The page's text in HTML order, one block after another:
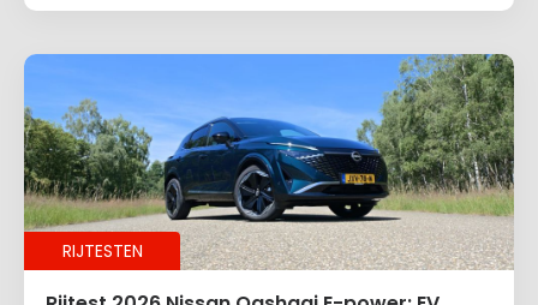
RIJTESTEN